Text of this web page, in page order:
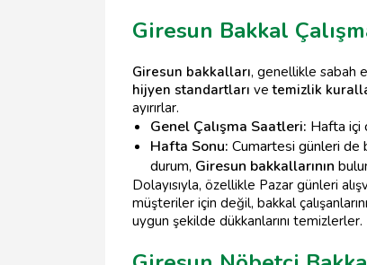
Giresun Bakkal
Giresun bakkalları, genellikle sabah
hijyen standartları vetemizlik
ayırırlar.
Genel Çalışma Saatleri: Hafta içi
Hafta Sonu: Cumartesi günleri de
durum, Giresun bakkallarının
Dolayısıyla, özellikle Pazar günleri
müşteriler için değil, bakkal
uygun şekilde dükkanlarını temizlerler.